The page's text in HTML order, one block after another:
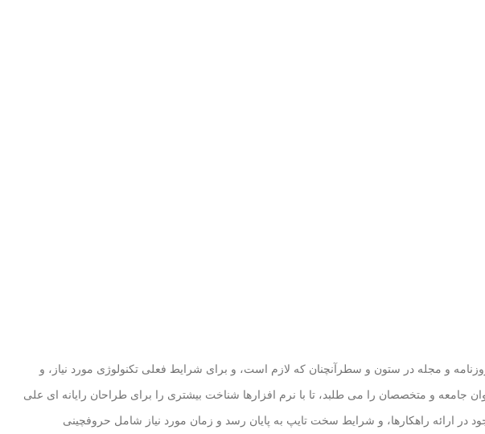
و مجله در ستون و سطرآنچنان که لازم است، و برای شرایط فعلی تکنولوژی مورد نیاز، و
جامعه و متخصصان را می طلبد، تا با نرم افزارها شناخت بیشتری را برای طراحان رایانه ای علی
ارائه راهکارها، و شرایط سخت تایپ به پایان رسد و زمان مورد نیاز شامل حروفچینی